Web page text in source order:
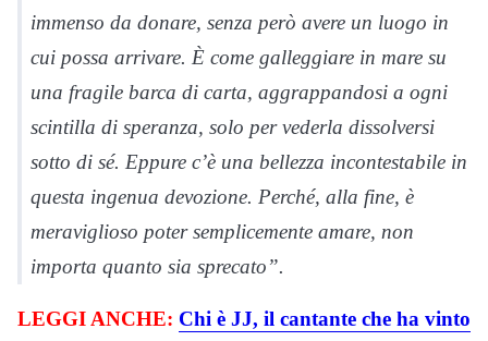
immenso da donare, senza però avere un luogo in
cui possa arrivare. È come galleggiare in mare su
una fragile barca di carta, aggrappandosi a ogni
scintilla di speranza, solo per vederla dissolversi
sotto di sé. Eppure c’è una bellezza incontestabile in
questa ingenua devozione. Perché, alla fine, è
meraviglioso poter semplicemente amare, non
importa quanto sia sprecato”.
LEGGI ANCHE: Chi è JJ, il cantante che ha vinto